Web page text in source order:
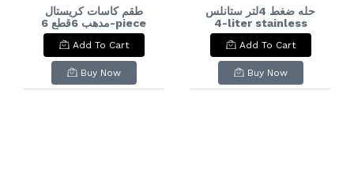
طقم كاسات كريستال
مدهب 6قطع 6-piece
gilded crystal glass
set
Add To Cart
Buy Now
حله ضغط 4لتر ستانلس
4-liter stainless
steel pressure
cooker
Add To Cart
Buy Now